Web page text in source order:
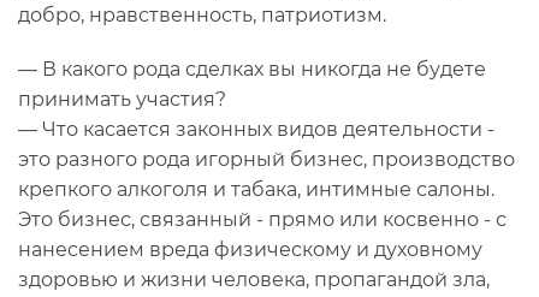
добро, нравственность, патриотизм.
— В какого рода сделках вы никогда не будете
принимать участия?
— Что касается законных видов деятельности -
это разного рода игорный бизнес, производство
крепкого алкоголя и табака, интимные салоны.
Это бизнес, связанный - прямо или косвенно - с
нанесением вреда физическому и духовному
здоровью и жизни человека, пропагандой зла,